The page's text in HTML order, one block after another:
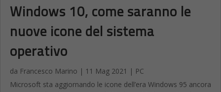
Windows 10, come saranno le
nuove icone del sistema
operativo
da Francesco Marino | 11 Mag 2021 | PC
Microsoft sta aggiornando le icone dell’era Windows 95 ancora